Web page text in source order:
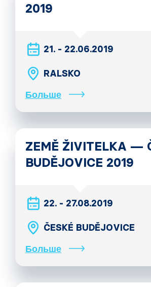
2019
21. - 22.06.2019
RALSKO
Больше
ZEMĚ ŽIVITELKA —
BUDĚJOVICE 2019
22. - 27.08.2019
ČESKÉ BUDĚJOVICE
Больше